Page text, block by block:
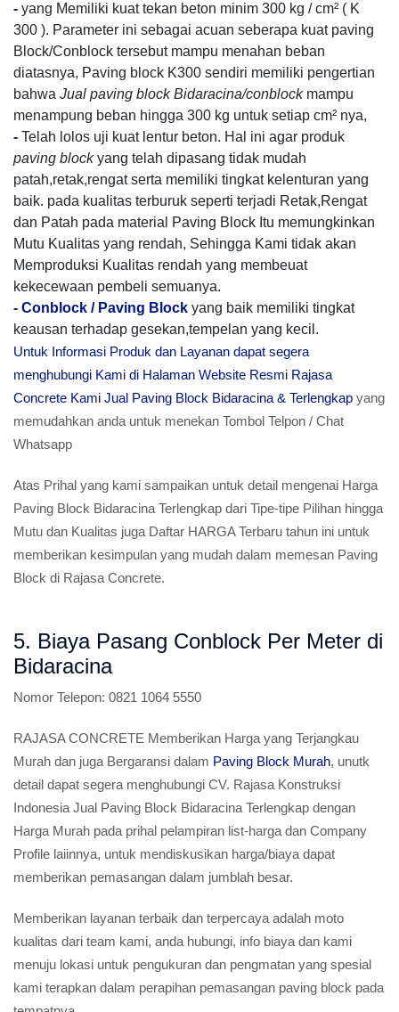
- yang Memiliki kuat tekan beton minim 300 kg / cm² ( K
300 ). Parameter ini sebagai acuan seberapa kuat paving
Block/Conblock tersebut mampu menahan beban
diatasnya, Paving block K300 sendiri memiliki pengertian
bahwa Jual paving block Bidaracina/conblockmampu
menampung beban hingga 300 kg untuk setiap cm² nya,
- Telah lolos uji kuat lentur beton. Hal ini agar produk
paving blockyang telah dipasang tidak mudah
patah,retak,rengat serta memiliki tingkat kelenturan yang
baik. pada kualitas terburuk seperti terjadi Retak,Rengat
dan Patah pada material Paving Block Itu memungkinkan
Mutu Kualitas yang rendah, Sehingga Kami tidak akan
Memproduksi Kualitas rendah yang membeuat
kekecewaan pembeli semuanya.
- Conblock / Paving Block yang baik memiliki tingkat
keausan terhadap gesekan,tempelan yang kecil.
Untuk Informasi Produk dan Layanan dapat segera
menghubungi Kami di Halaman Website Resmi Rajasa
Concrete Kami Jual Paving Block Bidaracina & Terlengkap yang
memudahkan anda untuk menekan Tombol Telpon / Chat
Whatsapp
Atas Prihal yang kami sampaikan untuk detail mengenai Harga
Paving Block Bidaracina Terlengkap dari Tipe-tipe Pilihan hingga
Mutu dan Kualitas juga Daftar HARGA Terbaru tahun ini untuk
memberikan kesimpulan yang mudah dalam memesan Paving
Block di Rajasa Concrete.
5. Biaya Pasang Conblock Per Meter di
Bidaracina
Nomor Telepon: 0821 1064 5550
RAJASA CONCRETE Memberikan Harga yang Terjangkau
Murah dan juga Bergaransi dalam Paving Block Murah, unutk
detail dapat segera menghubungi CV. Rajasa Konstruksi
Indonesia Jual Paving Block Bidaracina Terlengkap dengan
Harga Murah pada prihal pelampiran list-harga dan Company
Profile laiinnya, untuk mendiskusikan harga/biaya dapat
memberikan pemasangan dalam jumblah besar.
Memberikan layanan terbaik dan terpercaya adalah moto
kualitas dari team kami, anda hubungi, info biaya dan kami
menuju lokasi untuk pengukuran dan pengmatan yang spesial
kami terapkan dalam perapihan pemasangan paving block pada